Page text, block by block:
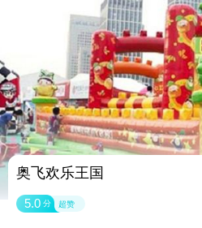
奥飞欢乐王国
5.0 分 超赞